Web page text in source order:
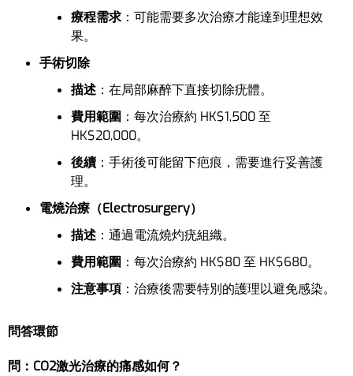
療程需求：可能需要多次治療才能達到理想效
果。
手術切除
描述 ：在局部麻醉下直接切除疣體。
費用範圍 ：每次治療約 HK$1,500 至
HK$20,000。
後續 ：手術後可能留下疤痕，需要進行妥善護
理。
電燒治療（Electrosurgery）
描述 ：通過電流燒灼疣組織。
費用範圍 ：每次治療約 HK$80 至 HK$680。
注意事項 ：治療後需要特別的護理以避免感染。
問答環節
問：CO2激光治療的痛感如何？